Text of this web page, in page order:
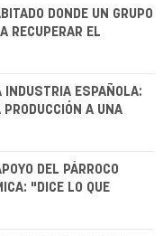
DONDE UN GRUPO
RECUPERAR EL
INDUSTRIA ESPAÑOLA:
A UNA
DEL PÁRROCO
"DICE LO QUE